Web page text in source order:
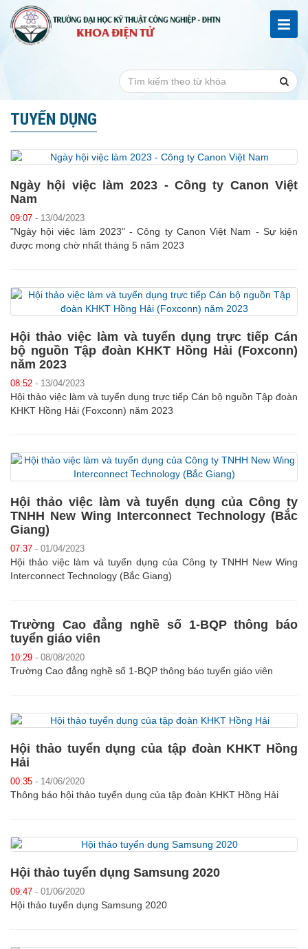
TUYỂN DỤNG
Ngày hội việc làm 2023 - Công ty Canon Việt
Nam
09:07 - 13/04/2023
"Ngày hội việc làm 2023" - Công ty Canon Việt Nam - Sự kiện
được mong chờ nhất tháng 5 năm 2023
Hội thảo việc làm và tuyển dụng trực tiếp Cán
bộ nguồn Tập đoàn KHKT Hồng Hải (Foxconn)
năm 2023
08:52 - 13/04/2023
Hội thảo việc làm và tuyển dụng trực tiếp Cán bộ nguồn Tập đoàn
KHKT Hồng Hải (Foxconn) năm 2023
Hội thảo việc làm và tuyển dụng của Công ty
TNHH New Wing Interconnect Technology (Bắc
Giang)
07:37 - 01/04/2023
Hội thảo việc làm và tuyển dụng của Công ty TNHH New Wing
Interconnect Technology (Bắc Giang)
Trường Cao đẳng nghề số 1-BQP thông báo
tuyển giáo viên
10:29 - 08/08/2020
Trường Cao đẳng nghề số 1-BQP thông báo tuyển giáo viên
Hội thảo tuyển dụng của tập đoàn KHKT Hồng
Hải
00:35 - 14/06/2020
Thông báo hội thảo tuyển dụng của tập đoàn KHKT Hồng Hải
Hội thảo tuyển dụng Samsung 2020
09:47 - 01/06/2020
Hội thảo tuyển dụng Samsung 2020